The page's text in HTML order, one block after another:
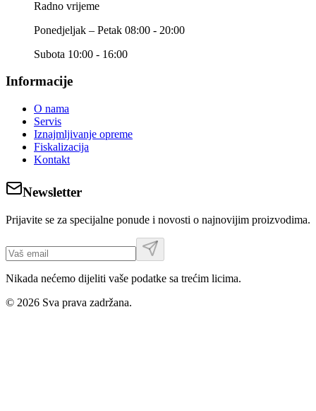
Radno vrijeme
Ponedjeljak – Petak 08:00 - 20:00
Subota 10:00 - 16:00
Informacije
O nama
Servis
Iznajmljivanje opreme
Fiskalizacija
Kontakt
Newsletter
Prijavite se za specijalne ponude i novosti o najnovijim proizvodima.
Nikada nećemo dijeliti vaše podatke sa trećim licima.
© 2026 Sva prava zadržana.